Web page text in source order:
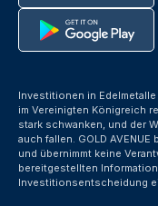
Investitionen in
im Vereinigten Königreich
stark schwanken, und der
auch fallen. GOLD
und übernimmt keine
bereitgestellten
Investitionsentscheidung